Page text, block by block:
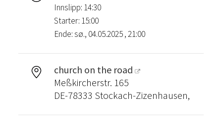
Innslipp: 14:30
Starter: 15:00
Ende: sø., 04.05.2025 , 21:00
church on the road
Meßkircherstr. 165
DE-78333 Stockach-Zizenhausen,